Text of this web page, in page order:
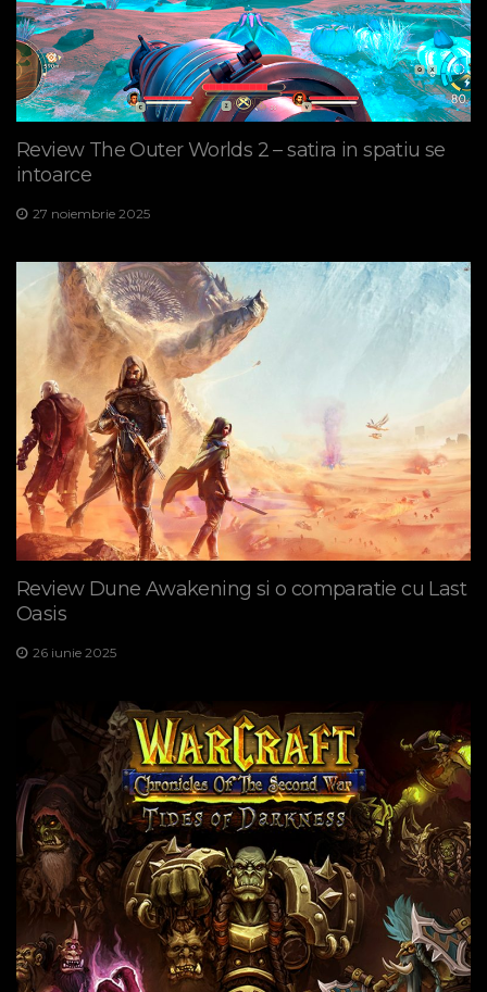
Review The Outer Worlds 2 – satira in spatiu se
intoarce
27 noiembrie 2025
Review Dune Awakening si o comparatie cu Last
Oasis
26 iunie 2025